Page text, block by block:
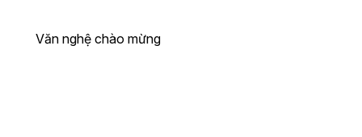
Văn nghệ chào mừng